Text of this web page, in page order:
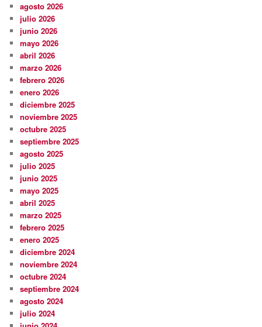
agosto 2026
julio 2026
junio 2026
mayo 2026
abril 2026
marzo 2026
febrero 2026
enero 2026
diciembre 2025
noviembre 2025
octubre 2025
septiembre 2025
agosto 2025
julio 2025
junio 2025
mayo 2025
abril 2025
marzo 2025
febrero 2025
enero 2025
diciembre 2024
noviembre 2024
octubre 2024
septiembre 2024
agosto 2024
julio 2024